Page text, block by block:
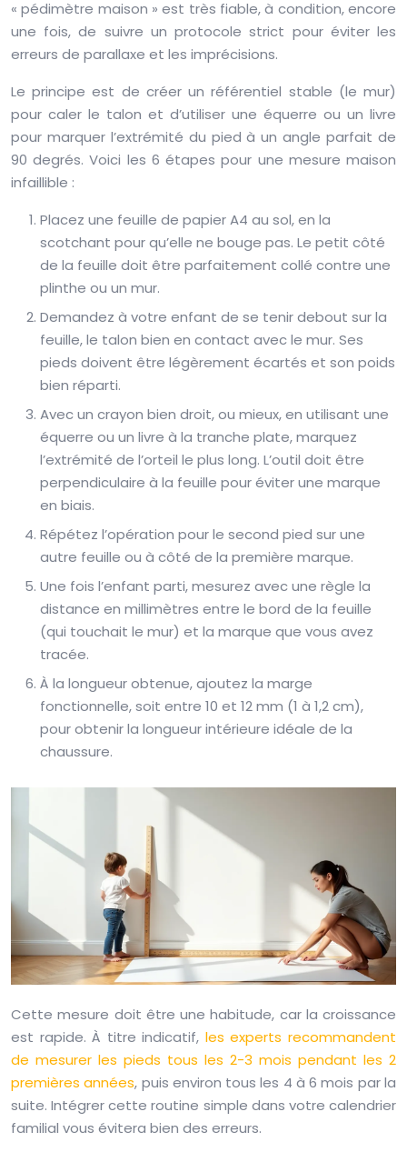
« pédimètre maison » est très fiable, à condition, encore
une fois, de suivre un protocole strict pour éviter les
erreurs de parallaxe et les imprécisions.
Le principe est de créer un référentiel stable (le mur)
pour caler le talon et d’utiliser une équerre ou un livre
pour marquer l’extrémité du pied à un angle parfait de
90 degrés. Voici les 6 étapes pour une mesure maison
infaillible :
Placez une feuille de papier A4 au sol, en la
scotchant pour qu’elle ne bouge pas. Le petit côté
de la feuille doit être parfaitement collé contre une
plinthe ou un mur.
Demandez à votre enfant de se tenir debout sur la
feuille, le talon bien en contact avec le mur. Ses
pieds doivent être légèrement écartés et son poids
bien réparti.
Avec un crayon bien droit, ou mieux, en utilisant une
équerre ou un livre à la tranche plate, marquez
l’extrémité de l’orteil le plus long. L’outil doit être
perpendiculaire à la feuille pour éviter une marque
en biais.
Répétez l’opération pour le second pied sur une
autre feuille ou à côté de la première marque.
Une fois l’enfant parti, mesurez avec une règle la
distance en millimètres entre le bord de la feuille
(qui touchait le mur) et la marque que vous avez
tracée.
À la longueur obtenue, ajoutez la marge
fonctionnelle, soit entre 10 et 12 mm (1 à 1,2 cm),
pour obtenir la longueur intérieure idéale de la
chaussure.
Cette mesure doit être une habitude, car la croissance
est rapide. À titre indicatif, les experts recommandent
de mesurer les pieds tous les 2-3 mois pendant les 2
premières années, puis environ tous les 4 à 6 mois par la
suite. Intégrer cette routine simple dans votre calendrier
familial vous évitera bien des erreurs.